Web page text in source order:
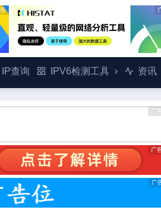
IP查询 IPV6检测工具 资讯
广
广
广